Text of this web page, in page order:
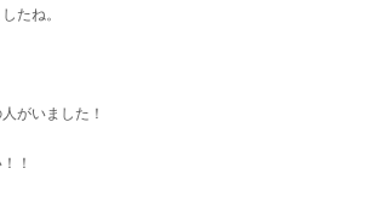
たね。
がいました！
！